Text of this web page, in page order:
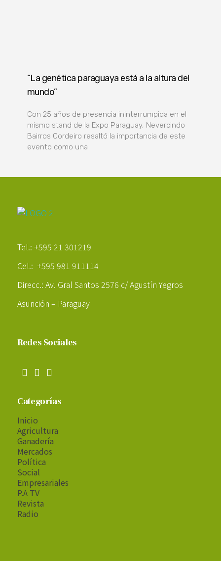
“La genética paraguaya está a la altura del
mundo”
Con 25 años de presencia ininterrumpida en el
mismo stand de la Expo Paraguay, Nevercindo
Bairros Cordeiro resaltó la importancia de este
evento como una
Tel.: +595 21 301219
Cel.: +595 981 911114
Direcc.: Av. Gral Santos 2576 c/ Agustín Yegros
Asunción – Paraguay
Redes Sociales
Categorías
Inicio
Agricultura
Ganadería
Mercados
Política
Social
Empresariales
P.A TV
Revista
Radio